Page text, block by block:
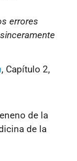
errores
, Capítulo 2,
de la
de la